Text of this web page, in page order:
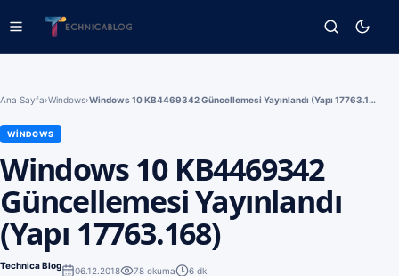
Ana Sayfa›Windows› Windows 10 KB4469342 Güncellemesi Yayınlandı (Yapı 17763.168)
WINDOWS
Windows 10 KB4469342
Güncellemesi Yayınlandı
(Yapı 17763.168)
Technica Blog 06.12.2018 78 okuma 6 dk